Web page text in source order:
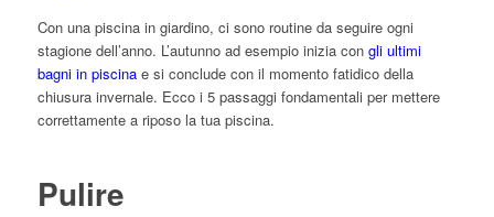
Con una piscina in giardino, ci sono routine da seguire ogni
stagione dell’anno. L’autunno ad esempio inizia con gli ultimi
bagni in piscinae si conclude con il momento fatidico della
chiusura invernale. Ecco i 5 passaggi fondamentali per mettere
correttamente a riposo la tua piscina.
Pulire